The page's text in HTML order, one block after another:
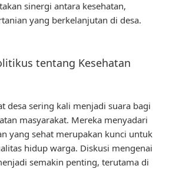
sinergi antara kesehatan,
yang berkelanjutan di desa.
tentang Kesehatan
desa sering kali menjadi suara bagi
masyarakat. Mereka menyadari
yang sehat merupakan kunci untuk
hidup warga. Diskusi mengenai
semakin penting, terutama di